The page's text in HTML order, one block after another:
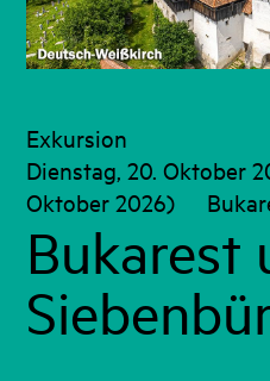
Exkursion
Dienstag, 20. Oktober
Oktober 2026)
Bukarest